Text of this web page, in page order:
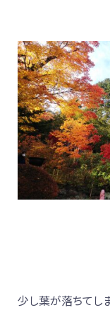
少し葉が落ちてし